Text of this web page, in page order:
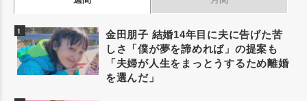
金田朋子 結婚14年目に夫に告げた苦
しさ「僕が夢を諦めれば」の提案も
「夫婦が人生をまっとうするため離婚
を選んだ」